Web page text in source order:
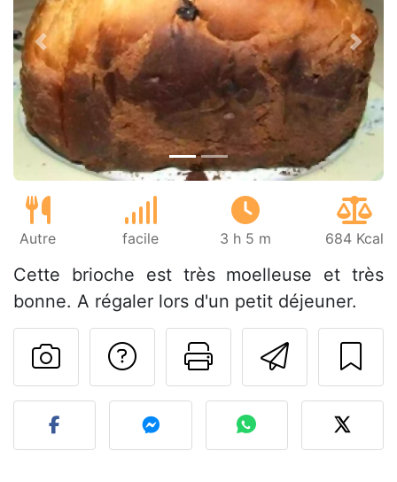
Précédent
Autre facile 3 h 5 m 684 Kcal
Cette brioche est très moelleuse et très
bonne. A régaler lors d'un petit déjeuner.
Imprimer
Poser une
Publier votre photo de